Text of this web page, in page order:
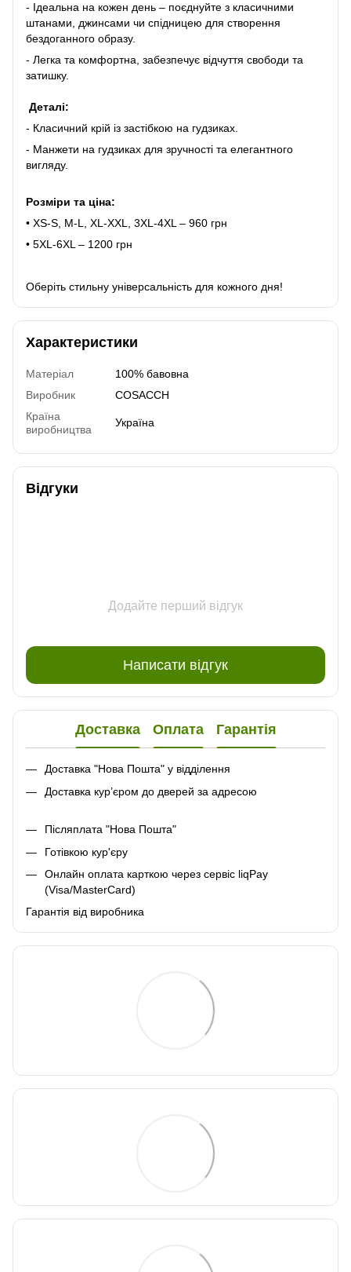
- Ідеальна на кожен день – поєднуйте з класичними
штанами, джинсами чи спідницею для створення
бездоганного образу.
- Легка та комфортна, забезпечує відчуття свободи та
затишку.
Деталі:
- Класичний крій із застібкою на гудзиках.
- Манжети на гудзиках для зручності та елегантного
вигляду.
Розміри та ціна:
• XS-S, M-L, XL-XXL, 3XL-4XL – 960 грн
• 5XL-6XL – 1200 грн
Оберіть стильну універсальність для кожного дня!
Характеристики
Матеріал
100% бавовна
Виробник
COSACCH
Країна
виробництва
Україна
Відгуки
Додайте перший відгук
Написати відгук
Доставка Оплата Гарантія
Доставка "Нова Пошта" у відділення
Доставка кур’єром до дверей за адресою
Післяплата "Нова Пошта"
Готівкою кур'єру
Онлайн оплата карткою через сервіс liqPay
(Visa/MasterCard)
Гарантія від виробника